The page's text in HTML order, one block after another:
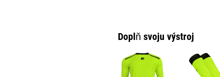
Doplň svoju výstroj